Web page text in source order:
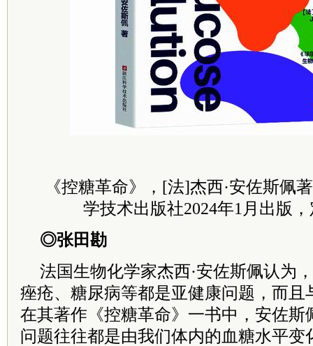
《控糖革命》，[法]杰西·安佐斯佩
学技术出版社2024年1月出版
◎张田勘
法国生物化学家杰西·安佐斯佩认为
痤疮、糖尿病等都是亚健康问题，而且
在其著作《控糖革命》一书中，安佐斯
问题往往都是由我们体内的血糖水平变